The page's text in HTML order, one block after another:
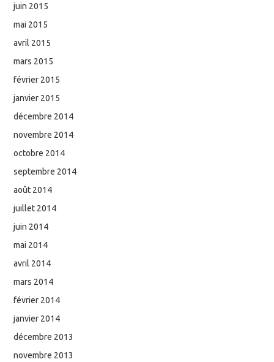
juin 2015
mai 2015
avril 2015
mars 2015
février 2015
janvier 2015
décembre 2014
novembre 2014
octobre 2014
septembre 2014
août 2014
juillet 2014
juin 2014
mai 2014
avril 2014
mars 2014
février 2014
janvier 2014
décembre 2013
novembre 2013